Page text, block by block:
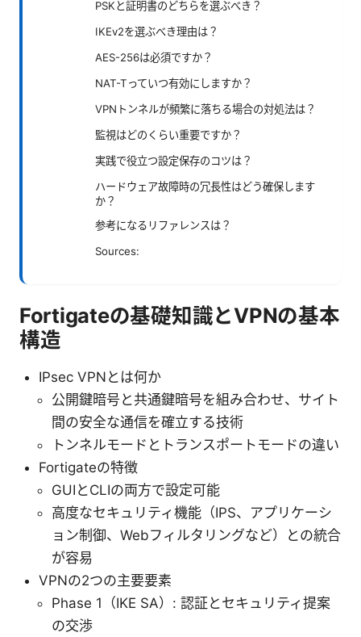
PSKと証明書のどちらを選ぶべき？
IKEv2を選ぶべき理由は？
AES-256は必須ですか？
NAT-Tっていつ有効にしますか？
VPNトンネルが頻繁に落ちる場合の対処法は？
監視はどのくらい重要ですか？
実践で役立つ設定保存のコツは？
ハードウェア故障時の冗長性はどう確保します
か？
参考になるリファレンスは？
Sources:
Fortigateの基礎知識とVPNの基本
構造
IPsec VPNとは何か
公開鍵暗号と共通鍵暗号を組み合わせ、サイト
間の安全な通信を確立する技術
トンネルモードとトランスポートモードの違い
Fortigateの特徴
GUIとCLIの両方で設定可能
高度なセキュリティ機能（IPS、アプリケーシ
ョン制御、Webフィルタリングなど）との統合
が容易
VPNの2つの主要要素
Phase 1（IKE SA）: 認証とセキュリティ提案
の交渉